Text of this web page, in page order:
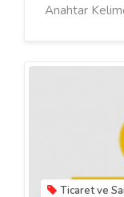
Anahtar
Ticaret ve